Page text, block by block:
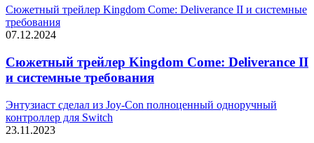
Сюжетный трейлер Kingdom Come: Deliverance II и системные
требования
07.12.2024
Сюжетный трейлер Kingdom Come: Deliverance II
и системные требования
Энтузиаст сделал из Joy-Con полноценный одноручный
контроллер для Switch
23.11.2023